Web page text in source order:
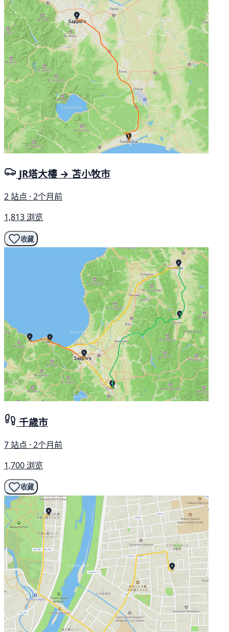
JR塔大樓 → 苫小牧市
2 站点 · 2个月前
1,813 浏览
收藏
千歳市
7 站点 · 2个月前
1,700 浏览
收藏